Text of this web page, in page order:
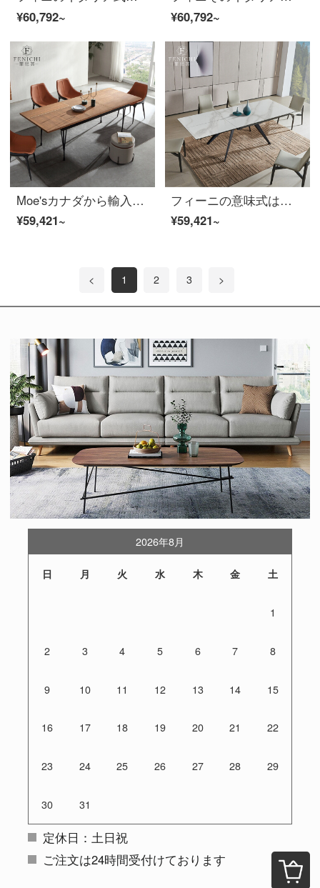
¥60,792~
¥60,792~
Moe'sカナダから輸入した北欧風の実木は食卓に伸縮可能です。現代風の極短折りたたみ式テーブル家庭用Moe's北欧極短テーブルです。
¥59,421~
フィーニの意味式はきわめて簡単で、テーブルを折り畳むことができます。小型多機能テーブル現代岩板食事テーブル【折りたたみ式伸縮テーブル】1.6-2.4メートル1600*900*760 mm
¥59,421~
< 1 2 3 >
2026年8月
日 月 火 水 木 金 土
1
2 3 4 5 6 7 8
9 10 11 12 13 14 15
16 17 18 19 20 21 22
23 24 25 26 27 28 29
30 31
定休日：土日祝
ご注文は24時間受付けております